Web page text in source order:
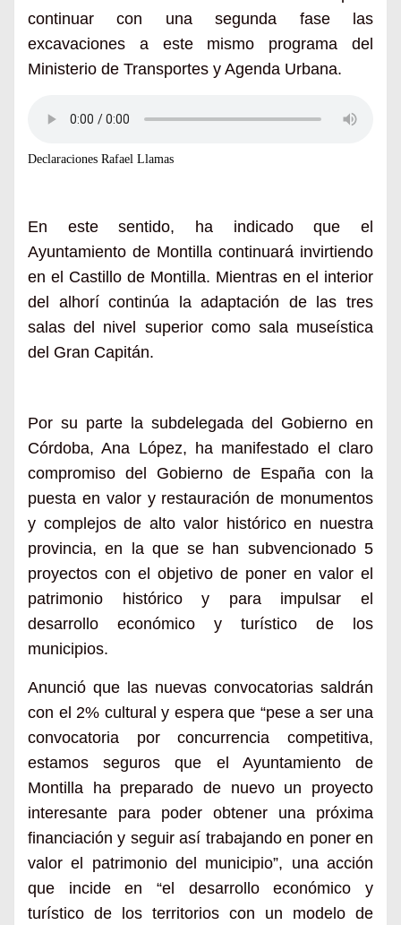
continuar con una segunda fase las
excavaciones a este mismo programa del
Ministerio de Transportes y Agenda Urbana.
Declaraciones Rafael Llamas
En este sentido, ha indicado que el
Ayuntamiento de Montilla continuará invirtiendo
en el Castillo de Montilla. Mientras en el interior
del alhorí continúa la adaptación de las tres
salas del nivel superior como sala museística
del Gran Capitán.
Por su parte la subdelegada del Gobierno en
Córdoba, Ana López, ha manifestado el claro
compromiso del Gobierno de España con la
puesta en valor y restauración de monumentos
y complejos de alto valor histórico en nuestra
provincia, en la que se han subvencionado 5
proyectos con el objetivo de poner en valor el
patrimonio histórico y para impulsar el
desarrollo económico y turístico de los
municipios.
Anunció que las nuevas convocatorias saldrán
con el 2% cultural y espera que “pese a ser una
convocatoria por concurrencia competitiva,
estamos seguros que el Ayuntamiento de
Montilla ha preparado de nuevo un proyecto
interesante para poder obtener una próxima
financiación y seguir así trabajando en poner en
valor el patrimonio del municipio”, una acción
que incide en “el desarrollo económico y
turístico de los territorios con un modelo de